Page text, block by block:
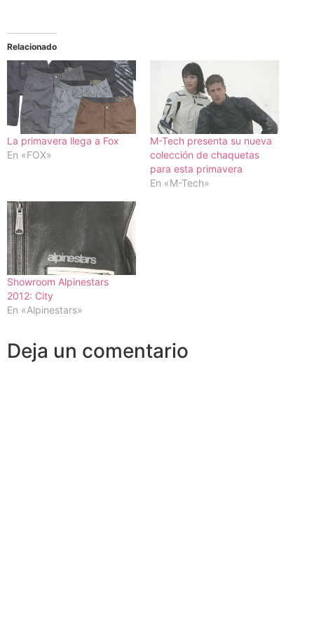
Relacionado
La primavera llega a Fox
En «FOX»
M-Tech presenta su nueva
colección de chaquetas
para esta primavera
En «M-Tech»
Showroom Alpinestars
2012: City
En «Alpinestars»
Deja un comentario